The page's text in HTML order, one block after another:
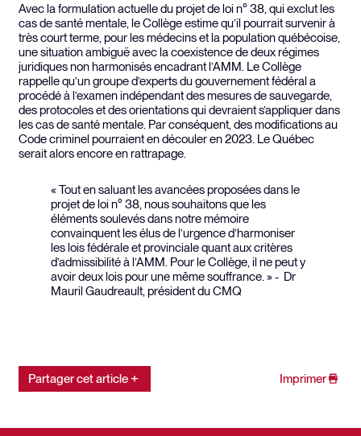
Avec la formulation actuelle du projet de loi n° 38, qui exclut les
cas de santé mentale, le Collège estime qu’il pourrait survenir à
très court terme, pour les médecins et la population québécoise,
une situation ambiguë avec la coexistence de deux régimes
juridiques non harmonisés encadrant l’AMM. Le Collège
rappelle qu’un groupe d’experts du gouvernement fédéral a
procédé à l’examen indépendant des mesures de sauvegarde,
des protocoles et des orientations qui devraient s’appliquer dans
les cas de santé mentale. Par conséquent, des modifications au
Code criminel pourraient en découler en 2023. Le Québec
serait alors encore en rattrapage.
« Tout en saluant les avancées proposées dans le
projet de loi n° 38, nous souhaitons que les
éléments soulevés dans notre mémoire
convainquent les élus de l’urgence d’harmoniser
les lois fédérale et provinciale quant aux critères
d’admissibilité à l’AMM. Pour le Collège, il ne peut y
avoir deux lois pour une même souffrance. » - Dr
Mauril Gaudreault, président du CMQ
Partager cet article Imprimer